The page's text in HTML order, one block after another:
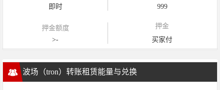
即时
999
押金额度
>-
押金
买家付
波场（tron）转账租赁能量与兑换